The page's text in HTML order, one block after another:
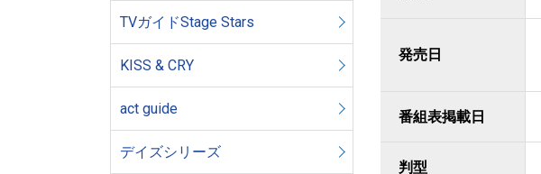
発売日
番組表掲載日
判型
TVガイドStage Stars
KISS & CRY
act guide
デイズシリーズ